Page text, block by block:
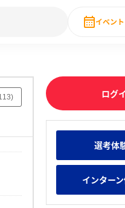
新卒就職人気企業ランキング
・DX現場社員インタビュー
イベント
)
ログ
選考体
インター